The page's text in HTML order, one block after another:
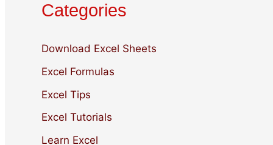
a
h
f
o
r
Categories
Download Excel Sheets
Excel Formulas
Excel Tips
Excel Tutorials
Learn Excel